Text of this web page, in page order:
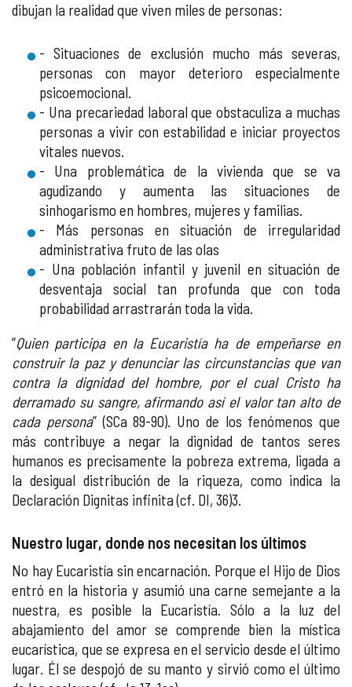
dibujan la realidad que viven miles de personas:
- Situaciones de exclusión mucho más severas,
personas con mayor deterioro especialmente
psicoemocional.
- Una precariedad laboral que obstaculiza a muchas
personas a vivir con estabilidad e iniciar proyectos
vitales nuevos.
- Una problemática de la vivienda que se va
agudizando y aumenta las situaciones de
sinhogarismo en hombres, mujeres y familias.
- Más personas en situación de irregularidad
administrativa fruto de las olas
- Una población infantil y juvenil en situación de
desventaja social tan profunda que con toda
probabilidad arrastrarán toda la vida.
“Quien participa en la Eucaristía ha de empeñarse en
construir la paz y denunciar las circunstancias que van
contra la dignidad del hombre, por el cual Cristo ha
derramado su sangre, afirmando así el valor tan alto de
cada persona” (SCa 89-90). Uno de los fenómenos que
más contribuye a negar la dignidad de tantos seres
humanos es precisamente la pobreza extrema, ligada a
la desigual distribución de la riqueza, como indica la
Declaración Dignitas infinita (cf. DI, 36)3.
Nuestro lugar, donde nos necesitan los últimos
No hay Eucaristía sin encarnación. Porque el Hijo de Dios
entró en la historia y asumió una carne semejante a la
nuestra, es posible la Eucaristía. Sólo a la luz del
abajamiento del amor se comprende bien la mística
eucarística, que se expresa en el servicio desde el último
lugar. Él se despojó de su manto y sirvió como el último